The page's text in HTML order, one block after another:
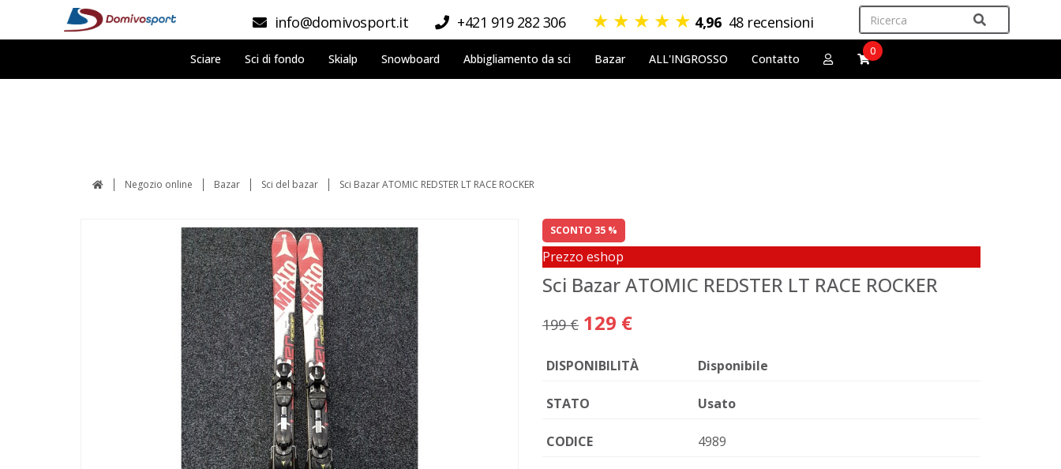
info@domivosport.it +421 919 282 306 ★ ★ ★ ★ ★ 4,96 48 recensioni
Sciare Sci di fondo Skialp Snowboard Abbigliamento da sci Bazar ALL'INGROSSO Contatto
0
Negozio online Bazar Sci del bazar Sci Bazar ATOMIC REDSTER LT RACE ROCKER
SCONTO 35 %
Prezzo eshop
Sci Bazar ATOMIC REDSTER LT RACE ROCKER
199 € 129 €
DISPONIBILITÀ Disponibile
STATO Usato
CODICE 4989